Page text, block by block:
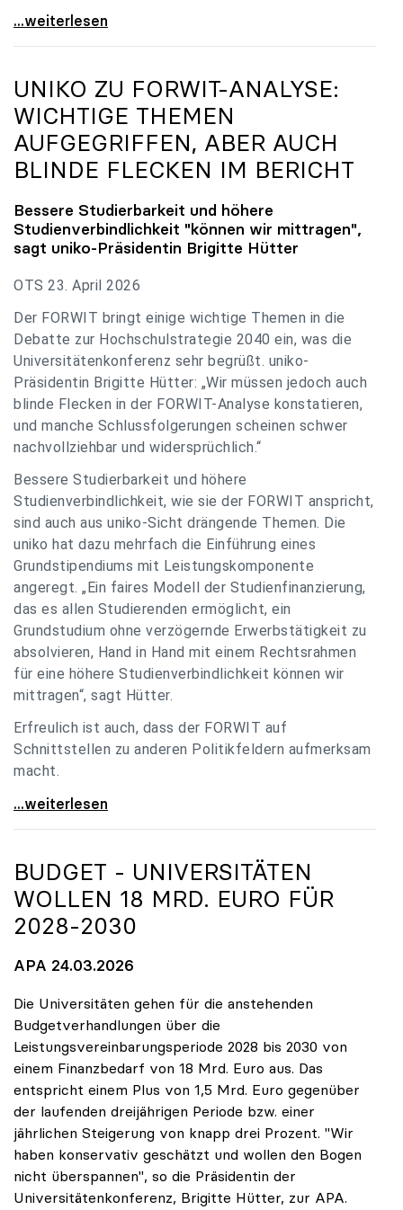
uniko zu Budgetverhandlungen: Universitäten sind
...weiterlesen
UNIKO ZU FORWIT-ANALYSE:
WICHTIGE THEMEN
AUFGEGRIFFEN, ABER AUCH
BLINDE FLECKEN IM BERICHT
Bessere Studierbarkeit und höhere
Studienverbindlichkeit "können wir mittragen",
sagt uniko-Präsidentin Brigitte Hütter
OTS 23. April 2026
Der FORWIT bringt einige wichtige Themen in die
Debatte zur Hochschulstrategie 2040 ein, was die
Universitätenkonferenz sehr begrüßt. uniko-
Präsidentin Brigitte Hütter: „Wir müssen jedoch auch
blinde Flecken in der FORWIT-Analyse konstatieren,
und manche Schlussfolgerungen scheinen schwer
nachvollziehbar und widersprüchlich.“
Bessere Studierbarkeit und höhere
Studienverbindlichkeit, wie sie der FORWIT anspricht,
sind auch aus uniko-Sicht drängende Themen. Die
uniko hat dazu mehrfach die Einführung eines
Grundstipendiums mit Leistungskomponente
angeregt. „Ein faires Modell der Studienfinanzierung,
das es allen Studierenden ermöglicht, ein
Grundstudium ohne verzögernde Erwerbstätigkeit zu
absolvieren, Hand in Hand mit einem Rechtsrahmen
für eine höhere Studienverbindlichkeit können wir
mittragen“, sagt Hütter.
Erfreulich ist auch, dass der FORWIT auf
Schnittstellen zu anderen Politikfeldern aufmerksam
macht.
uniko zu FORWIT-Analyse: Wichtige Themen
...weiterlesen
BUDGET - UNIVERSITÄTEN
WOLLEN 18 MRD. EURO FÜR
2028-2030
APA 24.03.2026
Die Universitäten gehen für die anstehenden
Budgetverhandlungen über die
Leistungsvereinbarungsperiode 2028 bis 2030 von
einem Finanzbedarf von 18 Mrd. Euro aus. Das
entspricht einem Plus von 1,5 Mrd. Euro gegenüber
der laufenden dreijährigen Periode bzw. einer
jährlichen Steigerung von knapp drei Prozent. "Wir
haben konservativ geschätzt und wollen den Bogen
nicht überspannen", so die Präsidentin der
Universitätenkonferenz, Brigitte Hütter, zur APA.